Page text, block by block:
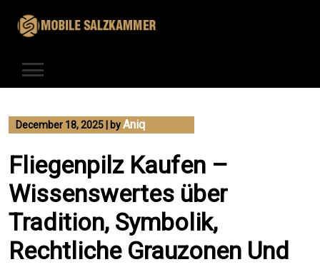
content
December 18, 2025 byAniq
Fliegenpilz Kaufen –
Wissenswertes über
Tradition, Symbolik,
Rechtliche Grauzonen Und